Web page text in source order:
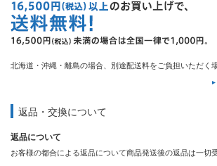
北海道・沖縄・離島の場合、別途配送料をご負担いただく
返品・交換について
返品について
お客様の都合による返品について商品発送後の返品は一切